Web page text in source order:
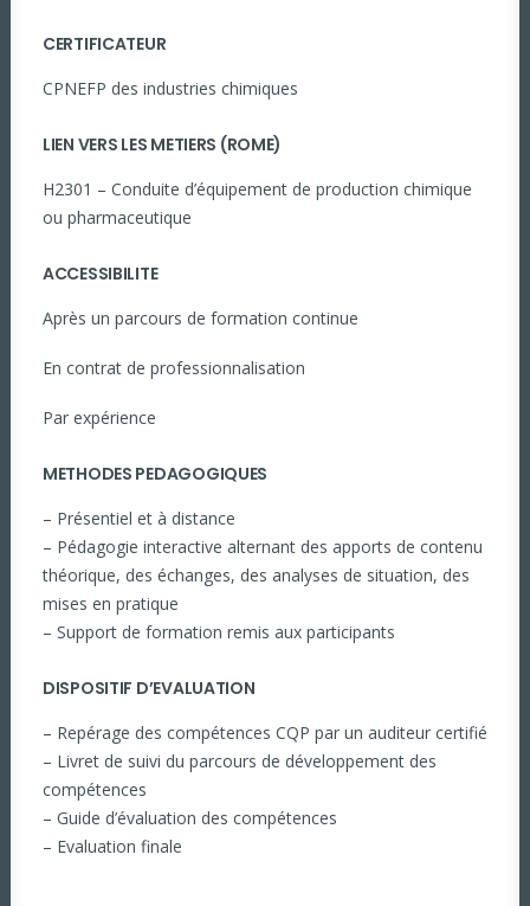
CERTIFICATEUR
CPNEFP des industries chimiques
LIEN VERS LES METIERS (ROME)
H2301 – Conduite d’équipement de production chimique
ou pharmaceutique
ACCESSIBILITE
Après un parcours de formation continue
En contrat de professionnalisation
Par expérience
METHODES PEDAGOGIQUES
– Présentiel et à distance
– Pédagogie interactive alternant des apports de contenu
théorique, des échanges, des analyses de situation, des
mises en pratique
– Support de formation remis aux participants
DISPOSITIF D’EVALUATION
– Repérage des compétences CQP par un auditeur certifié
– Livret de suivi du parcours de développement des
compétences
– Guide d’évaluation des compétences
– Evaluation finale